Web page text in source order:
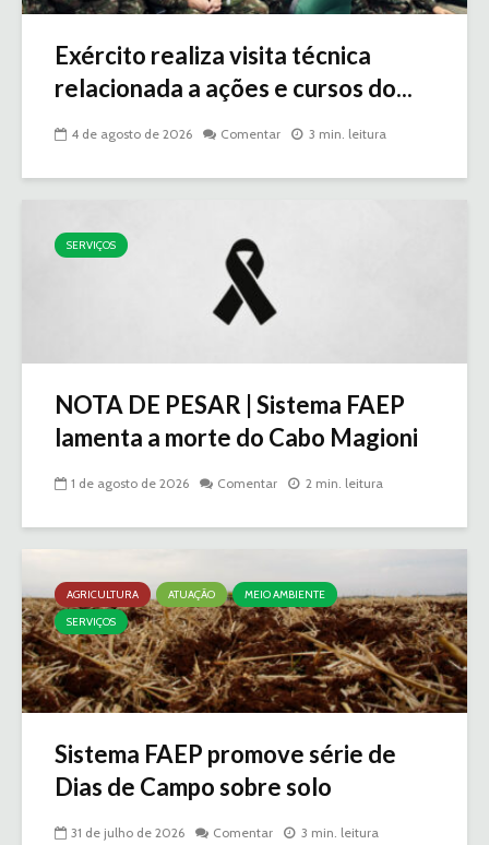
Exército realiza visita técnica
relacionada a ações e cursos do...
4 de agosto de 2026 Comentar 3 min. leitura
SERVIÇOS
NOTA DE PESAR | Sistema FAEP
lamenta a morte do Cabo Magioni
1 de agosto de 2026 Comentar 2 min. leitura
AGRICULTURA ATUAÇÃO
MEIO AMBIENTE
SERVIÇOS
Sistema FAEP promove série de
Dias de Campo sobre solo
31 de julho de 2026 Comentar 3 min. leitura